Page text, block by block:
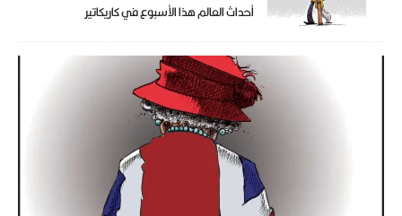
أحداث العالم هذا الأسبوع في كاريكاتير